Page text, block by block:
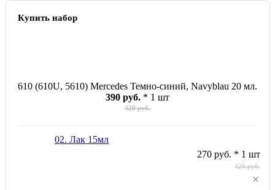
Купить набор
610 (610U, 5610) Mercedes Темно-синий, Navyblau 20 мл.
390 руб. * 1 шт
420 руб.
02. Лак 15мл
270 руб. * 1 шт
420 руб.